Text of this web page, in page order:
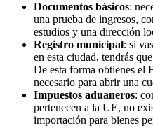
Documentos básicos:
una prueba de ingresos,
estudios y una dirección
Registro municipal: si
en esta ciudad, tendrás
De esta forma obtienes el
necesario para abrir una
Impuestos aduaneros:
pertenecen a la UE, no
importación para bienes